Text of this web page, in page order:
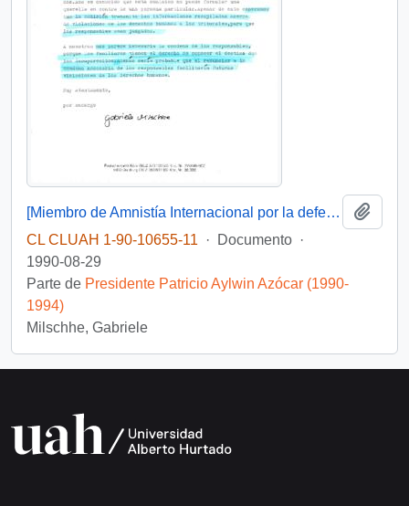
[Miembro de Amnistía Internacional por la defensa de los detenidos desaparecidos en Chile felicita por la creación de la Comisión de de Verdad y Reconciliación]
CL CLUAH 1-90-10655-11
· Documento ·
1990-08-29
Parte de Presidente Patricio Aylwin Azócar (1990-
1994)
Milschhe, Gabriele